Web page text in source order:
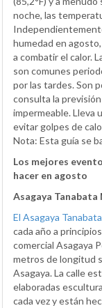
noche, las
humedad en
a combatir el calor.
son comunes
por las tardes. Son
consulta la
impermeable. Lleva
evitar golpes de
Nota: Esta guía se
Los mejores
hacer en agosto
Asagaya
El Asagaya
cada año a
comercial Asagaya
metros de longitud
Asagaya. La calle
elaboradas
cada vez y están